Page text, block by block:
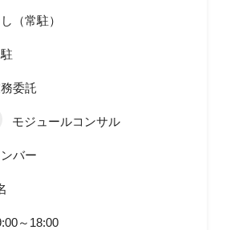
（常駐）
委託
モジュールコンサル
ンバー
～18:00